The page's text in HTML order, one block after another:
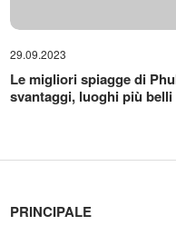
29.09.2023
Le migliori spiagge di
svantaggi, luoghi più
PRINCIPALE